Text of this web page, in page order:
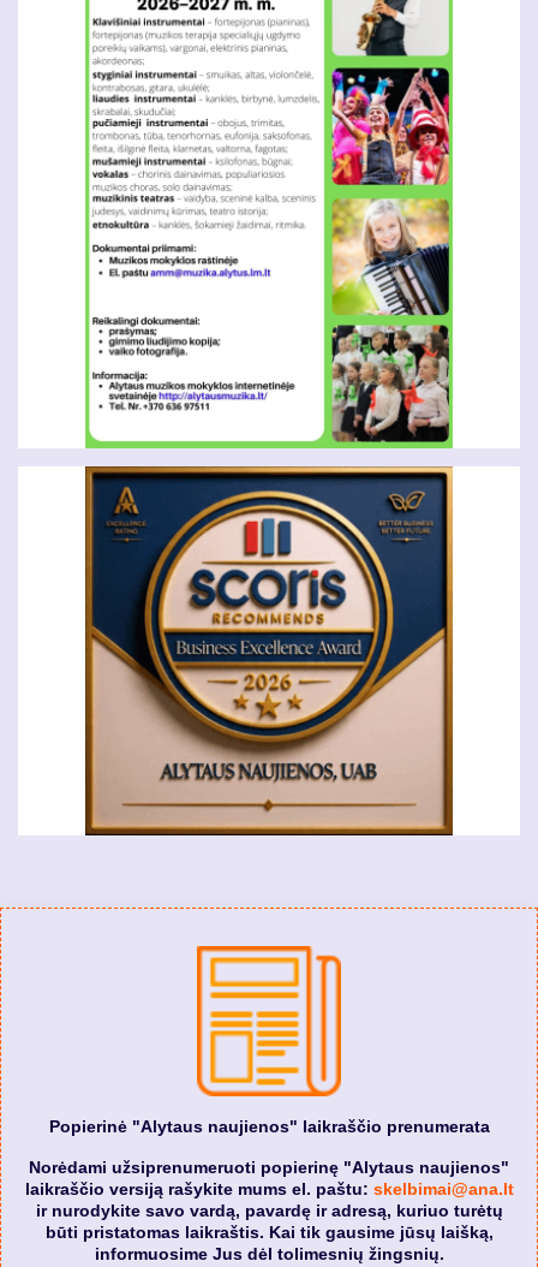
Popierinė "Alytaus naujienos" laikraščio prenumerata
Norėdami užsiprenumeruoti popierinę "Alytaus naujienos"
laikraščio versiją rašykite mums el. paštu: skelbimai@ana.lt
ir nurodykite savo vardą, pavardę ir adresą, kuriuo turėtų
būti pristatomas laikraštis. Kai tik gausime jūsų laišką,
informuosime Jus dėl tolimesnių žingsnių.